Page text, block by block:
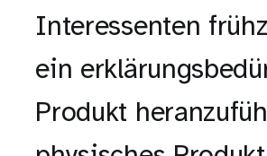
Interessenten
ein
Produkt